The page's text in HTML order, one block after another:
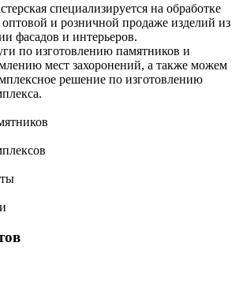
специализируется на обработке
и розничной продаже изделий из
фасадов и интерьеров.
по изготовлению памятников и
мест захоронений, а также можем
решение по изготовлению